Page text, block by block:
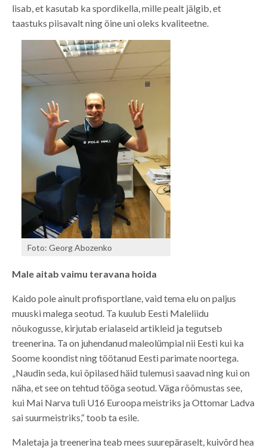
lisab, et kasutab ka spordikella, mille pealt jälgib, et
taastuks piisavalt ning öine uni oleks kvaliteetne.
Foto: Georg Abozenko
Male aitab vaimu teravana hoida
Kaido pole ainult profisportlane, vaid tema elu on paljus
muuski malega seotud. Ta kuulub Eesti Maleliidu
nõukogusse, kirjutab erialaseid artikleid ja tegutseb
treenerina. Ta on juhendanud maleolümpial nii Eesti kui ka
Soome koondist ning töötanud Eesti parimate noortega.
„Naudin seda, kui õpilased häid tulemusi saavad ning kui on
näha, et see on tehtud tööga seotud. Väga rõõmustas see,
kui Mai Narva tuli U16 Euroopa meistriks ja Ottomar Ladva
sai suurmeistriks,“ toob ta esile.
Maletaja ja treenerina teab mees suurepäraselt, kuivõrd hea